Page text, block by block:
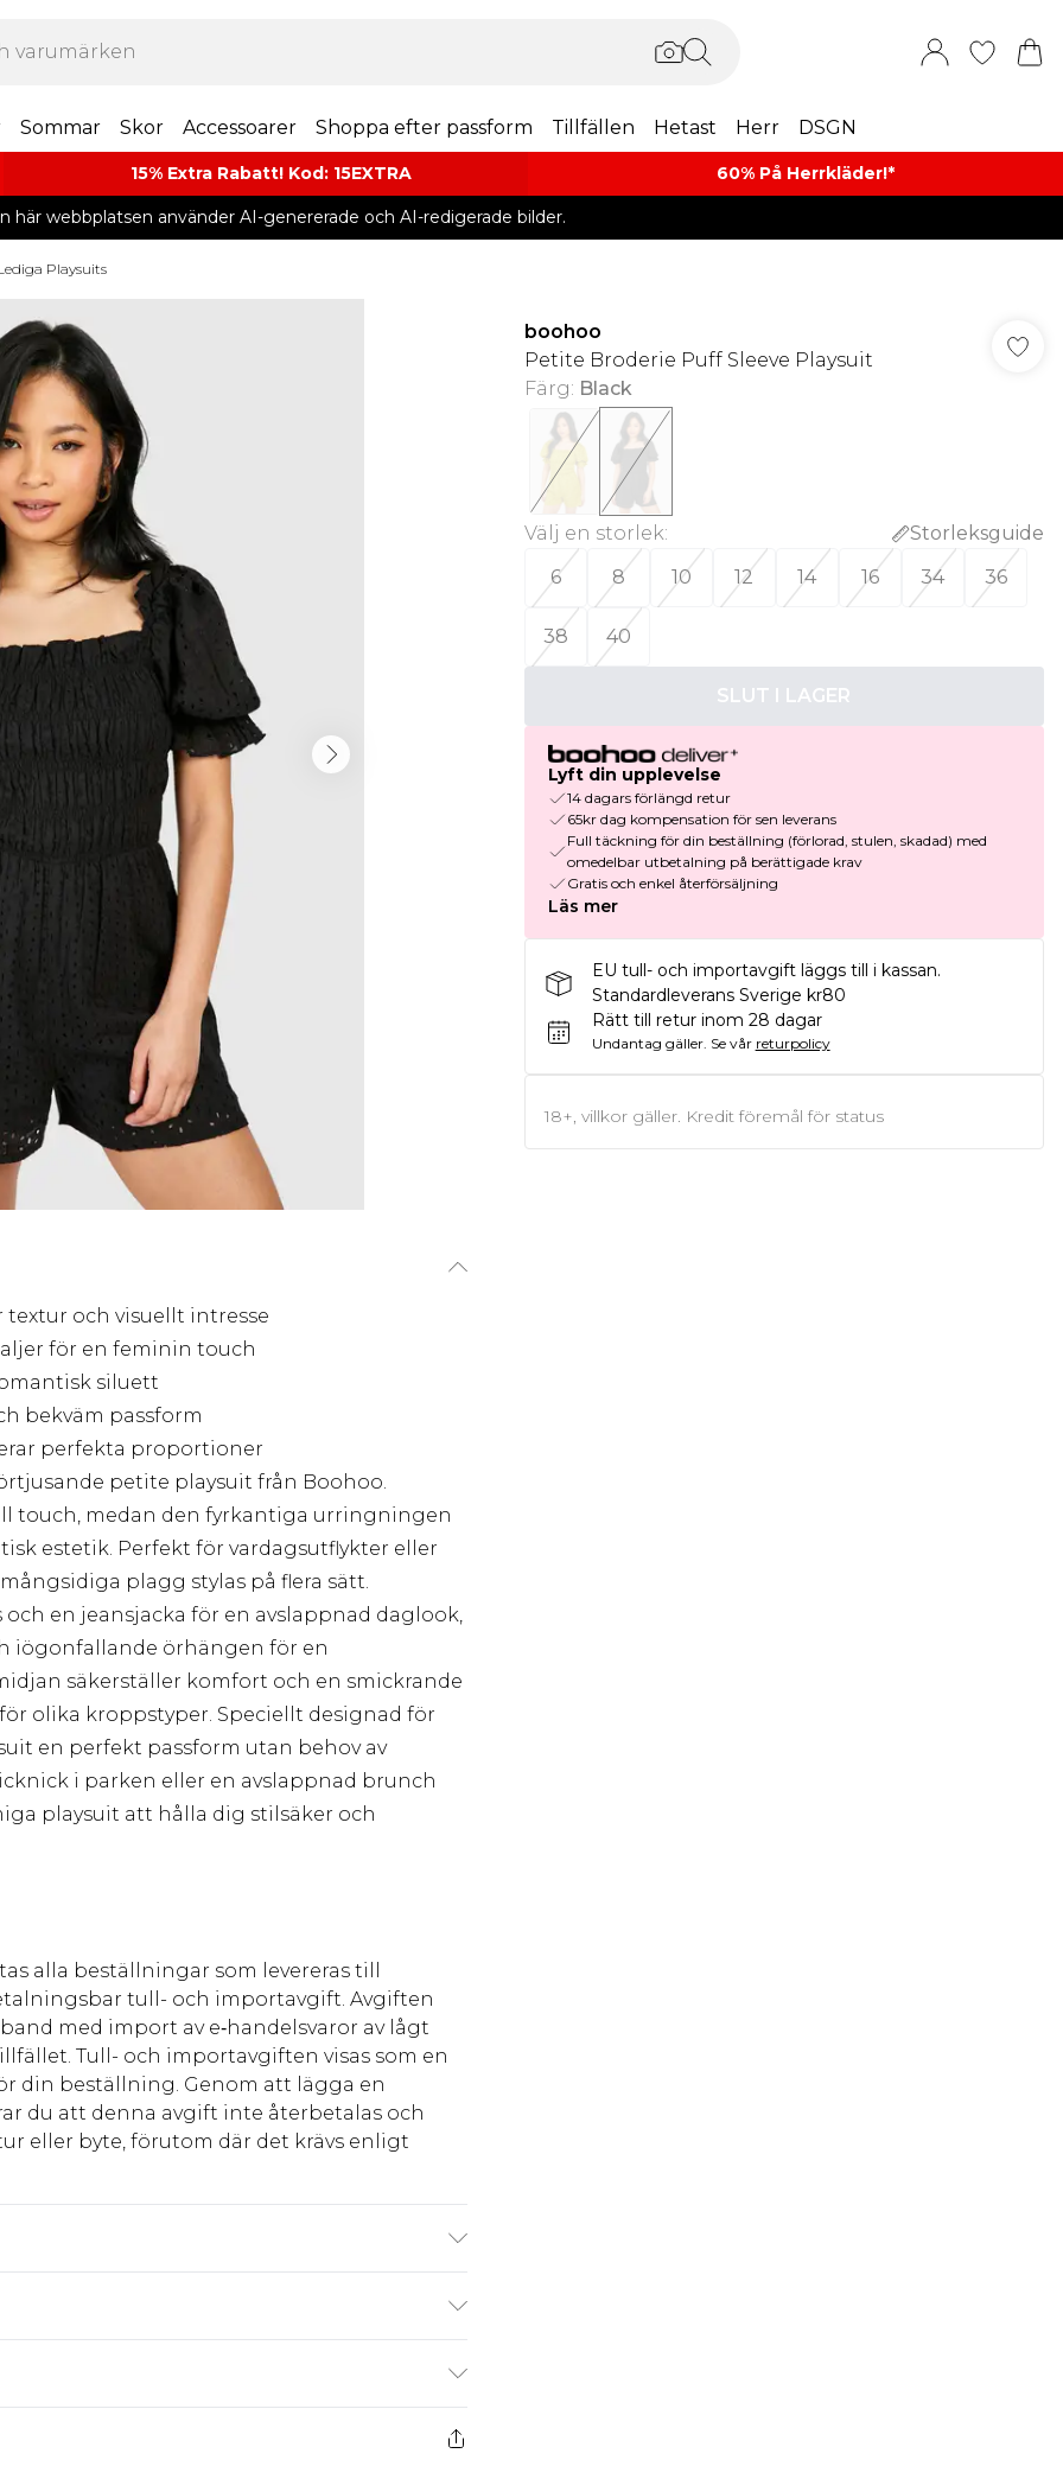
Sommar Skor Accessoarer Shoppa efter passform Tillfällen Hetast Herr DSGN
15% Extra Rabatt! Kod: 15EXTRA 60% På Herrkläder!*​
här webbplatsen använder AI-genererade och AI-redigerade bilder.
Playsuits
och visuellt intresse
för en feminin touch
siluett
bekväm passform
perfekta proportioner
petite playsuit från Boohoo.
touch, medan den fyrkantiga urringningen
estetik. Perfekt för vardagsutflykter eller
plagg stylas på flera sätt.
en jeansjacka för en avslappnad daglook,
iögonfallande örhängen för en
säkerställer komfort och en smickrande
olika kroppstyper. Speciellt designad för
en perfekt passform utan behov av
i parken eller en avslappnad brunch
playsuit att hålla dig stilsäker och
alla beställningar som levereras till
tull- och importavgift. Avgiften
med import av e‑handelsvaror av lågt
Tull- och importavgiften visas som en
din beställning. Genom att lägga en
du att denna avgift inte återbetalas och
eller byte, förutom där det krävs enligt
kr80
kr239
boohoo
Petite Broderie Puff Sleeve Playsuit
Färg: Black
Välj en storlek:
Storleksguide
6
8 10 12 14 16 34 36
38 40
SLUT I LAGER
Lyft din upplevelse
14 dagars förlängd retur
65kr dag kompensation för sen leverans
Full täckning för din beställning (förlorad, stulen, skadad) med
omedelbar utbetalning på berättigade krav
Gratis och enkel återförsäljning
Läs mer
EU tull- och importavgift läggs till i kassan.
Standardleverans Sverige kr80
Rätt till retur inom 28 dagar
Undantag gäller. Se vår returpolicy
18+, villkor gäller. Kredit föremål för status